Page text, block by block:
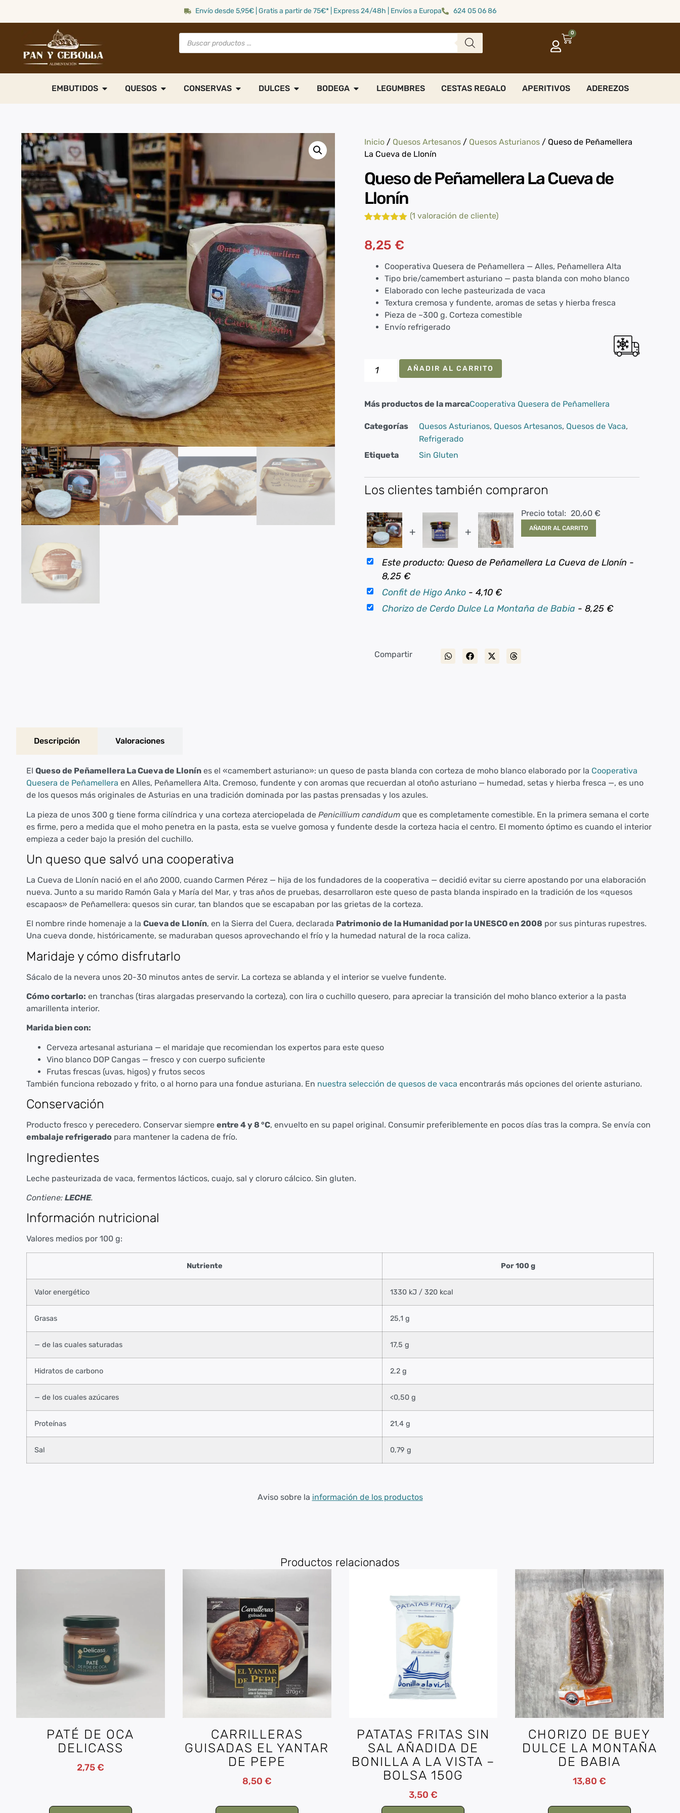
Envío desde 5,95€ | Gratis a partir de 75€* | Express 24/48h | Envíos a Europa 624 05 06 86
0
EMBUTIDOS QUESOS CONSERVAS DULCES BODEGA LEGUMBRES CESTAS REGALO APERITIVOS ADEREZOS
Inicio / Quesos Artesanos / Quesos Asturianos / Queso de Peñamellera
La Cueva de Llonín
Queso de Peñamellera La Cueva de
Llonín
5 en base
a valoración
cliente
(1 valoración de cliente)
8,25 €
Cooperativa Quesera de Peñamellera — Alles, Peñamellera Alta
Tipo brie/camembert asturiano — pasta blanda con moho blanco
Elaborado con leche pasteurizada de vaca
Textura cremosa y fundente, aromas de setas y hierba fresca
Pieza de ~300 g. Corteza comestible
Envío refrigerado
AÑADIR AL CARRITO
Más productos de la marcaCooperativa Quesera de Peñamellera
Categorías Quesos Asturianos, Quesos Artesanos, Quesos de Vaca,
Refrigerado
Etiqueta
Sin Gluten
Los clientes también compraron
+ +
Precio total: 20,60 €
AÑADIR AL CARRITO
Este producto: Queso de Peñamellera La Cueva de Llonín -
8,25 €
Confit de Higo Anko - 4,10 €
Chorizo de Cerdo Dulce La Montaña de Babia - 8,25 €
Compartir
Descripción Valoraciones
El Queso de Peñamellera La Cueva de Llonín es el «camembert asturiano»: un queso de pasta blanda con corteza de moho blanco elaborado por la Cooperativa
Quesera de Peñamellera en Alles, Peñamellera Alta. Cremoso, fundente y con aromas que recuerdan al otoño asturiano — humedad, setas y hierba fresca —, es uno
de los quesos más originales de Asturias en una tradición dominada por las pastas prensadas y los azules.
La pieza de unos 300 g tiene forma cilíndrica y una corteza aterciopelada de Penicillium candidum que es completamente comestible. En la primera semana el corte
es firme, pero a medida que el moho penetra en la pasta, esta se vuelve gomosa y fundente desde la corteza hacia el centro. El momento óptimo es cuando el interior
empieza a ceder bajo la presión del cuchillo.
Un queso que salvó una cooperativa
La Cueva de Llonín nació en el año 2000, cuando Carmen Pérez — hija de los fundadores de la cooperativa — decidió evitar su cierre apostando por una elaboración
nueva. Junto a su marido Ramón Gala y María del Mar, y tras años de pruebas, desarrollaron este queso de pasta blanda inspirado en la tradición de los «quesos
escapaos» de Peñamellera: quesos sin curar, tan blandos que se escapaban por las grietas de la corteza.
El nombre rinde homenaje a la Cueva de Llonín, en la Sierra del Cuera, declarada Patrimonio de la Humanidad por la UNESCO en 2008 por sus pinturas rupestres.
Una cueva donde, históricamente, se maduraban quesos aprovechando el frío y la humedad natural de la roca caliza.
Maridaje y cómo disfrutarlo
Sácalo de la nevera unos 20-30 minutos antes de servir. La corteza se ablanda y el interior se vuelve fundente.
Cómo cortarlo: en tranchas (tiras alargadas preservando la corteza), con lira o cuchillo quesero, para apreciar la transición del moho blanco exterior a la pasta
amarillenta interior.
Marida bien con:
Cerveza artesanal asturiana — el maridaje que recomiendan los expertos para este queso
Vino blanco DOP Cangas — fresco y con cuerpo suficiente
Frutas frescas (uvas, higos) y frutos secos
También funciona rebozado y frito, o al horno para una fondue asturiana. En nuestra selección de quesos de vaca encontrarás más opciones del oriente asturiano.
Conservación
Producto fresco y perecedero. Conservar siempre entre 4 y 8 °C, envuelto en su papel original. Consumir preferiblemente en pocos días tras la compra. Se envía con
embalaje refrigerado para mantener la cadena de frío.
Ingredientes
Leche pasteurizada de vaca, fermentos lácticos, cuajo, sal y cloruro cálcico. Sin gluten.
Contiene: LECHE.
Información nutricional
Valores medios por 100 g:
Nutriente Por 100 g
Valor energético 1330 kJ / 320 kcal
Grasas 25,1 g
— de las cuales saturadas 17,5 g
Hidratos de carbono 2,2 g
— de los cuales azúcares <0,50 g
Proteínas 21,4 g
Sal 0,79 g
Aviso sobre la información de los productos
Productos relacionados
PATÉ DE OCA
DELICASS
2,75€
CARRILLERAS
GUISADAS EL YANTAR
DE PEPE
8,50 €
PATATAS FRITAS SIN
SAL AÑADIDA DE
BONILLA A LA VISTA –
BOLSA 150G
3,50 €
CHORIZO DE BUEY
DULCE LA MONTAÑA
DE BABIA
13,80€